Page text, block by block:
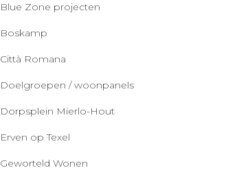
Blue Zone projecten
Boskamp
Città Romana
Doelgroepen / woonpanels
Dorpsplein Mierlo-Hout
Erven op Texel
Geworteld Wonen